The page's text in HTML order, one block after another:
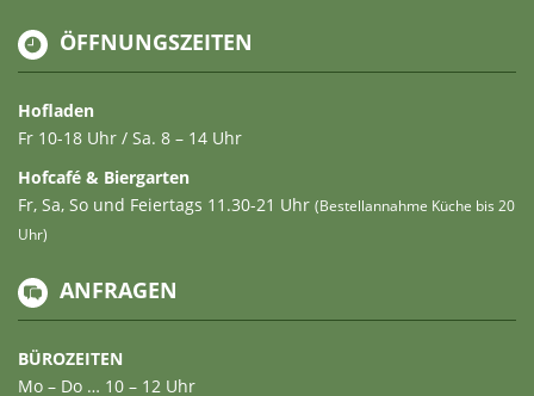
ÖFFNUNGSZEITEN
Hofladen
Fr 10-18 Uhr / Sa. 8 – 14 Uhr
Hofcafé & Biergarten
Fr, Sa, So und Feiertags 11.30-21 Uhr (Bestellannahme Küche bis 20
Uhr)
ANFRAGEN
BÜROZEITEN
Mo – Do … 10 – 12 Uhr